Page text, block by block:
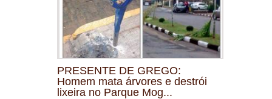
PRESENTE DE GREGO:
Homem mata árvores e destrói
lixeira no Parque Mog...